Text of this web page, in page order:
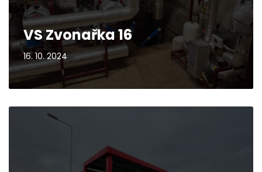
VS Zvonařka 16
16. 10. 2024